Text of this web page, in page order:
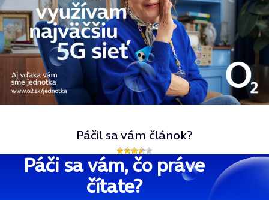
Páčil sa vám článok?
Páči sa vám, čo práve
čítate?